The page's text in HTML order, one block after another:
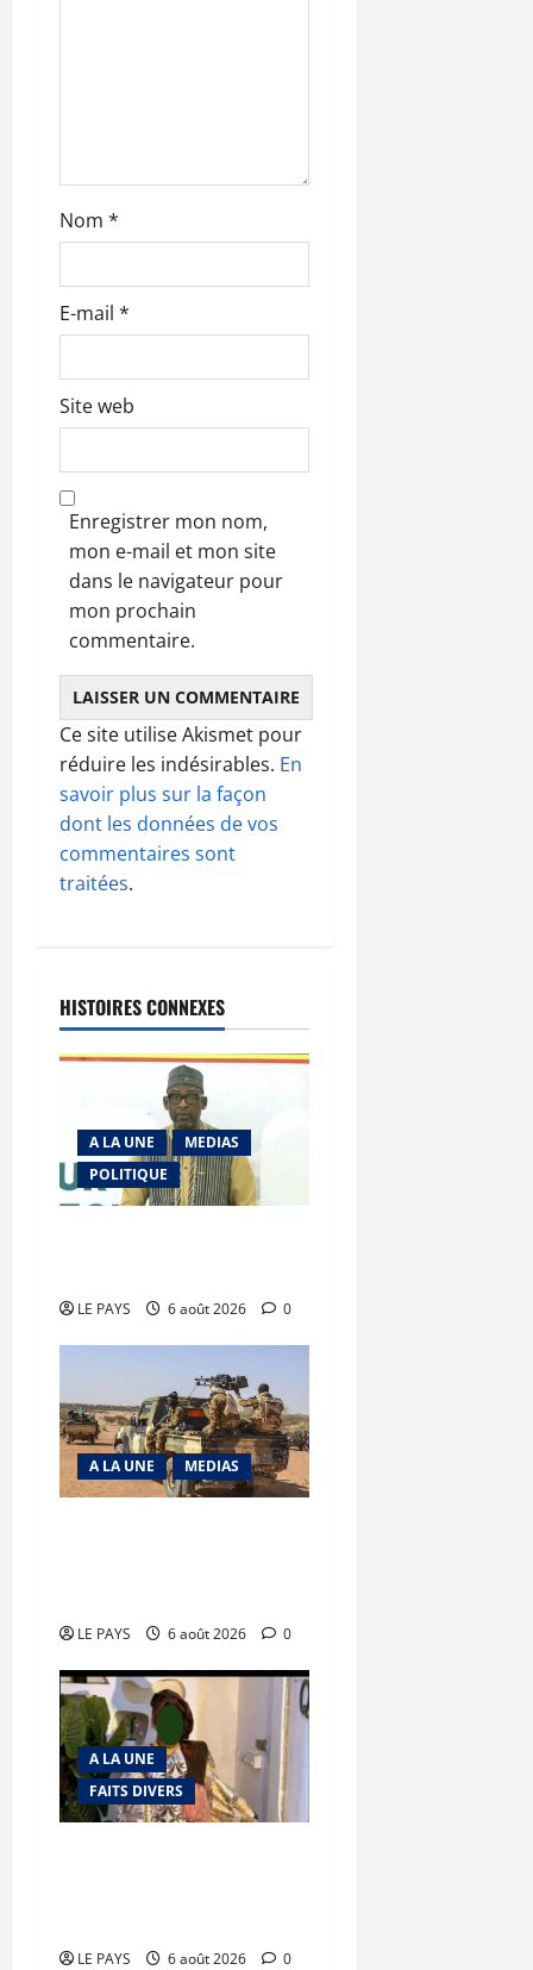
Nom *
E-mail *
Site web
Enregistrer mon nom,
mon e-mail et mon site
dans le navigateur pour
mon prochain
commentaire.
Ce site utilise Akismet pour
réduire les indésirables. En
savoir plus sur la façon
dont les données de vos
commentaires sont
traitées.
HISTOIRES CONNEXES
A LA UNE
MEDIAS
POLITIQUE
LE PAYS 6 août 2026 0
A LA UNE MEDIAS
LE PAYS 6 août 2026 0
A LA UNE
FAITS DIVERS
LE PAYS 6 août 2026 0